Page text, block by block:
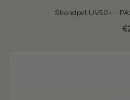
Strandpet UV50+ -